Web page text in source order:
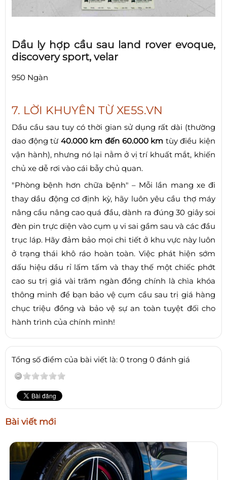
Dầu ly hợp cầu sau land rover evoque,
discovery sport, velar
950 Ngàn
7. LỜI KHUYÊN TỪ XE5S.VN
Dầu cầu sau tuy có thời gian sử dụng rất dài (thường
dao động từ 40.000 km đến 60.000 km tùy điều kiện
vận hành), nhưng nó lại nằm ở vị trí khuất mắt, khiến
chủ xe dễ rơi vào cái bẫy chủ quan.
"Phòng bệnh hơn chữa bệnh" – Mỗi lần mang xe đi
thay dầu động cơ định kỳ, hãy luôn yêu cầu thợ máy
nâng cầu nâng cao quá đầu, dành ra đúng 30 giây soi
đèn pin trực diện vào cụm ụ vi sai gầm sau và các đầu
trục láp. Hãy đảm bảo mọi chi tiết ở khu vực này luôn
ở trạng thái khô ráo hoàn toàn. Việc phát hiện sớm
dấu hiệu dầu rỉ lấm tấm và thay thế một chiếc phớt
cao su trị giá vài trăm ngàn đồng chính là chìa khóa
thông minh để bạn bảo vệ cụm cầu sau trị giá hàng
chục triệu đồng và bảo vệ sự an toàn tuyệt đối cho
hành trình của chính mình!
Tổng số điểm của bài viết là: 0 trong 0 đánh giá
Bài viết mới